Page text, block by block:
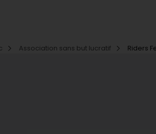
Association sans but lucratif Riders